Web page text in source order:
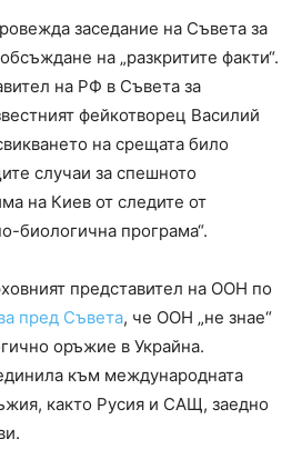
заседание на Съвета за
на „разкритите факти“.
на РФ в Съвета за
фейкотворец Василий
на срещата било
случаи за спешното
на Киев от следите от
биологична програма“.
представител на ООН по
пред Съвета, че ООН „не знае“
оръжие в Украйна.
към международната
както Русия и САЩ, заедно